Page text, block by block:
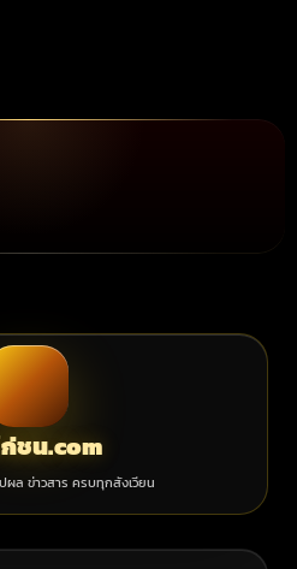
ชน.com
ล ข่าวสาร ครบทุกสังเวียน